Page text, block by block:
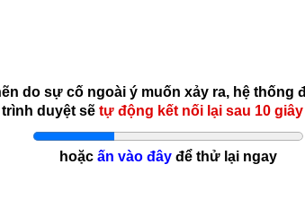
do sự cố ngoài ý muốn xảy ra, hệ thống
trình duyệt sẽ tự động kết nối lại sau 10
hoặc ấn vào đây để thử lại ngay